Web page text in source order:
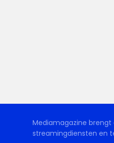
Mediamagazine
streamingdiensten en